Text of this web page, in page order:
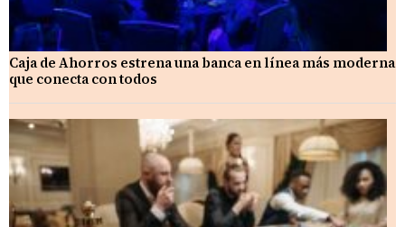
Caja de Ahorros estrena una banca en línea más moderna
que conecta con todos